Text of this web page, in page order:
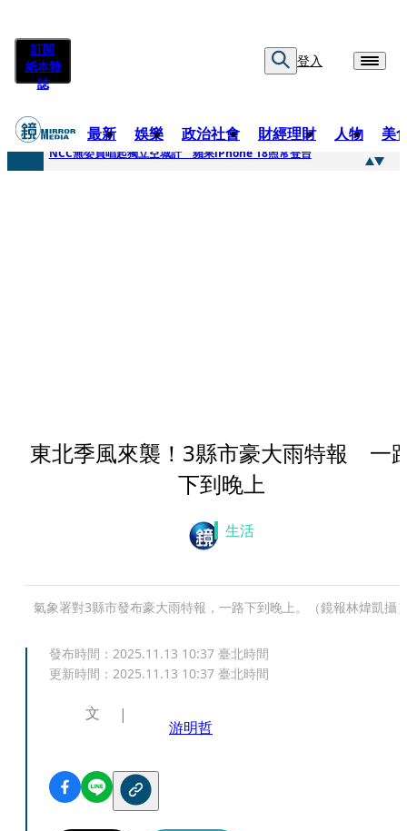
訂閱
紙本雜
誌
登入
最新 娛樂 政治社會 財經理財 人物 美
快訊
NCC無委員唱起獨立空城計 蘋果iPhone 18照常登台
東北季風來襲！3縣市豪大雨特報 一
下到晚上
生活
氣象署對3縣市發布豪大雨特報，一路下到晚上。（鏡報林煒凱攝
發布時間： 2025.11.13 10:37 臺北時間
更新時間： 2025.11.13 10:37 臺北時間
文
游明哲